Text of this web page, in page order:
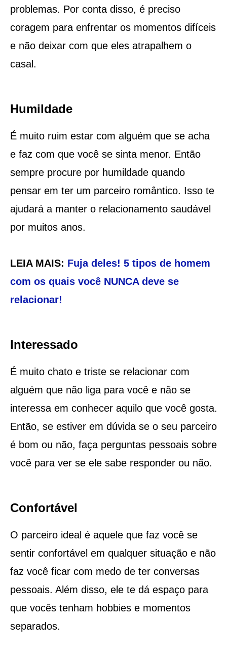
problemas. Por conta disso, é preciso
coragem para enfrentar os momentos difíceis
e não deixar com que eles atrapalhem o
casal.
Humildade
É muito ruim estar com alguém que se acha
e faz com que você se sinta menor. Então
sempre procure por humildade quando
pensar em ter um parceiro romântico. Isso te
ajudará a manter o relacionamento saudável
por muitos anos.
LEIA MAIS: Fuja deles! 5 tipos de homem
com os quais você NUNCA deve se
relacionar!
Interessado
É muito chato e triste se relacionar com
alguém que não liga para você e não se
interessa em conhecer aquilo que você gosta.
Então, se estiver em dúvida se o seu parceiro
é bom ou não, faça perguntas pessoais sobre
você para ver se ele sabe responder ou não.
Confortável
O parceiro ideal é aquele que faz você se
sentir confortável em qualquer situação e não
faz você ficar com medo de ter conversas
pessoais. Além disso, ele te dá espaço para
que vocês tenham hobbies e momentos
separados.